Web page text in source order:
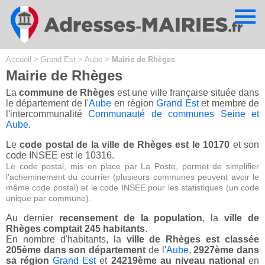
Accueil > Grand Est > Aube > Mairie de Rhèges
Mairie de Rhèges
La commune de Rhèges est une ville française située dans
le département de l'Aube en régionGrand Estet membre de
l'intercommunalitéCommunauté de communes Seine et
Aube.
Lecode postal de la ville de Rhèges est le 10170 et son
code INSEE est le 10316.
Le code postal, mis en place par La Poste, permet de simplifier
l'acheminement du courrier (plusieurs communes peuvent avoir le
même code postal) et le code INSEE pour les statistiques (un code
unique par commune).
Au dernier recensement de la population, laville de
Rhèges comptait 245 habitants.
En nombre d'habitants, la ville de Rhèges est classée
205ème dans son département de l'Aube,2927ème dans
sa région Grand Estet 24219ème au niveau national en
Cookies management panel